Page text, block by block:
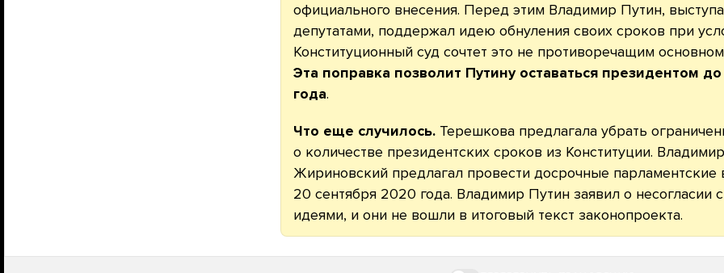
официального внесения. Перед этим Владимир Путин,
депутатами, поддержал идею обнуления своих сроков при
Конституционный суд сочтет это не противоречащим
Эта поправка позволит Путину оставаться президентом
года.
Что еще случилось. Терешкова предлагала убрать
о количестве президентских сроков из Конституции. Владимир
Жириновский предлагал провести досрочные
20 сентября 2020 года. Владимир Путин заявил о несогласии
идеями, и они не вошли в итоговый текст законопроекта.